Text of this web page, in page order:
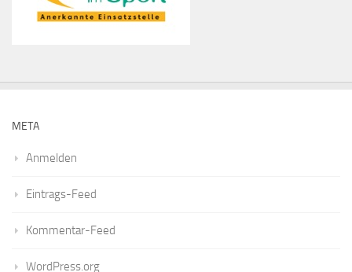
META
Anmelden
Eintrags-Feed
Kommentar-Feed
WordPress.org